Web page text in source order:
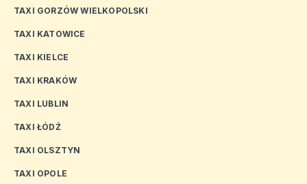
TAXI GORZÓW WIELKOPOLSKI
TAXI KATOWICE
TAXI KIELCE
TAXI KRAKÓW
TAXI LUBLIN
TAXI ŁÓDŹ
TAXI OLSZTYN
TAXI OPOLE